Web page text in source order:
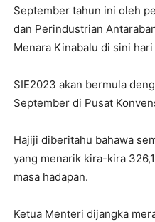
September tahun ini oleh
dan Perindustrian
Menara Kinabalu di sini hari
SIE2023 akan bermula
September di Pusat
Hajiji diberitahu bahawa
yang menarik kira-kira
masa hadapan.
Ketua Menteri dijangka